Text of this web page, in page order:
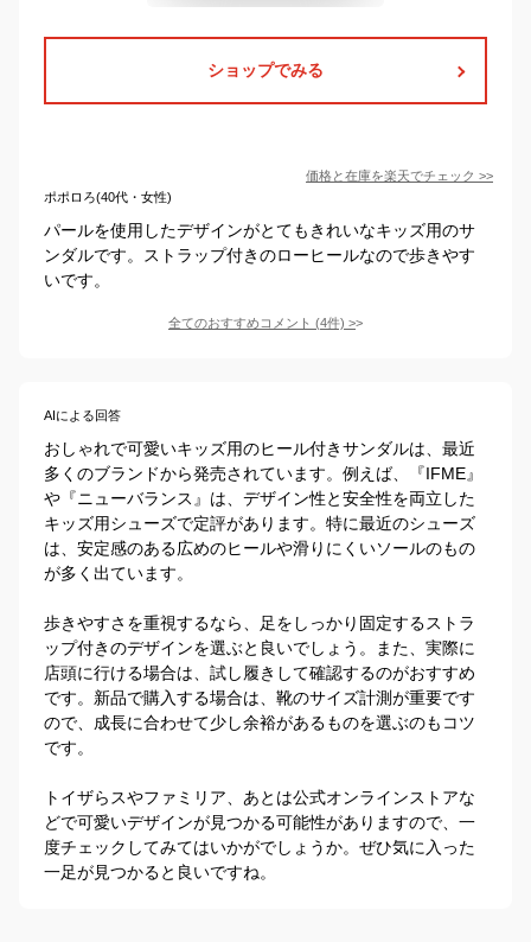
ショップでみる
価格と在庫を楽天でチェック >>
ポポロろ(40代・女性)
パールを使用したデザインがとてもきれいなキッズ用のサ
ンダルです。ストラップ付きのローヒールなので歩きやす
いです。
全てのおすすめコメント (4件) >
AIによる回答
おしゃれで可愛いキッズ用のヒール付きサンダルは、最近
多くのブランドから発売されています。例えば、『IFME』
や『ニューバランス』は、デザイン性と安全性を両立した
キッズ用シューズで定評があります。特に最近のシューズ
は、安定感のある広めのヒールや滑りにくいソールのもの
が多く出ています。
歩きやすさを重視するなら、足をしっかり固定するストラ
ップ付きのデザインを選ぶと良いでしょう。また、実際に
店頭に行ける場合は、試し履きして確認するのがおすすめ
です。新品で購入する場合は、靴のサイズ計測が重要です
ので、成長に合わせて少し余裕があるものを選ぶのもコツ
です。
トイザらスやファミリア、あとは公式オンラインストアな
どで可愛いデザインが見つかる可能性がありますので、一
度チェックしてみてはいかがでしょうか。ぜひ気に入った
一足が見つかると良いですね。